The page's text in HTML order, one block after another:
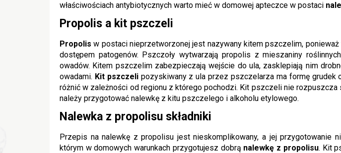
właściwościach antybiotycznych warto mieć w domowej apteczce w postaci
Propolis a kit pszczeli
Propolis w postaci nieprzetworzonej jest nazywany kitem pszczelim,
dostępem patogenów. Pszczoły wytwarzają propolis z mieszaniny
owadów. Kitem pszczelim zabezpieczają wejście do ula, zasklepiają nim
owadami. Kit pszczelipozyskiwany z ula przez pszczelarza ma formę grudek
różnić w zależności od regionu z którego pochodzi. Kit pszczeli nie
należy przygotować nalewkę z kitu pszczelego i alkoholu etylowego.
Nalewka z propolisu składniki
Przepis na nalewkę z propolisu jest nieskomplikowany, a jej przygotowanie
którym w domowych warunkach przygotujesz dobrą nalewkę z propolisu. Kit